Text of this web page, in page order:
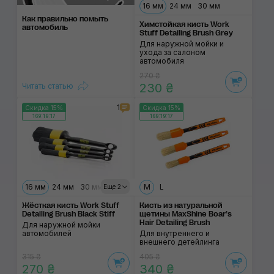
Как правильно помыть
автомобиль
Читать статью
16 мм 24 мм 30 мм
Химстойкая кисть Work
Stuff Detailing Brush Grey
Для наружной мойки и
ухода за салоном
автомобиля
270 ₴
230 ₴
Скидка 15%
169:19:17
1
Еще 2
16 мм 24 мм 30 мм 40 мм
Жёсткая кисть Work Stuff
Detailing Brush Black Stiff
Для наружной мойки
автомобилей
315 ₴
270 ₴
Скидка 15%
169:19:17
M L
Кисть из натуральной
щетины MaxShine Boar’s
Hair Detailing Brush
Для внутреннего и
внешнего детейлинга
405 ₴
340 ₴